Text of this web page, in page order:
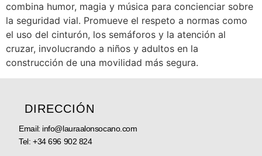
combina humor, magia y música para concienciar sobre
la seguridad vial. Promueve el respeto a normas como
el uso del cinturón, los semáforos y la atención al
cruzar, involucrando a niños y adultos en la
construcción de una movilidad más segura.
DIRECCIÓN
Email: info@lauraalonsocano.com
Tel:+34 696 902 824